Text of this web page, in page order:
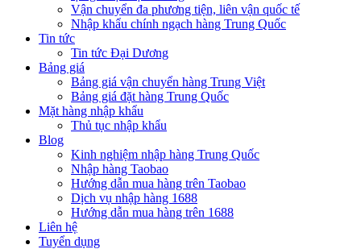
Vận chuyển đa phương tiện, liên vận quốc tế
Nhập khẩu chính ngạch hàng Trung Quốc
Tin tức
Tin tức Đại Dương
Bảng giá
Bảng giá vận chuyển hàng Trung Việt
Bảng giá đặt hàng Trung Quốc
Mặt hàng nhập khẩu
Thủ tục nhập khẩu
Blog
Kinh nghiệm nhập hàng Trung Quốc
Nhập hàng Taobao
Hướng dẫn mua hàng trên Taobao
Dịch vụ nhập hàng 1688
Hướng dẫn mua hàng trên 1688
Liên hệ
Tuyển dụng